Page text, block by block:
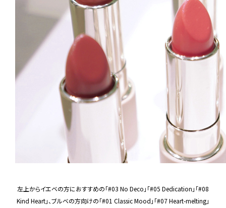
左上からイエベの方におすすめの「#03 No Deco」「#05 Dedication」「#08
Kind Heart」、ブルベの方向けの「#01 Classic Mood」「#07 Heart-melting」